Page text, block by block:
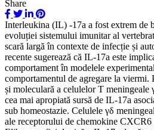
Share
Interleukina (IL) -17a a fost extrem de
evoluției sistemului imunitar al
scară largă în contexte de infecție și
recente sugerează că IL-17a este
comportament în modelele
comportamentul de agregare la viermi.
și moleculară a celulelor T meningeale
cea mai apropiată sursă de IL-17a
sub homeostazie. Celulele γδ
ale receptorului de chemokine CXCR6